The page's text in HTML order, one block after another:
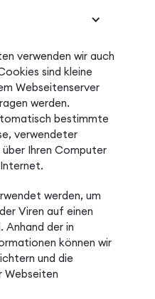
verwenden wir auch
sind kleine
Webseitenserver
werden.
bestimmte
verwendeter
Ihren Computer
werden, um
Viren auf einen
der in
können wir
und die
Webseiten